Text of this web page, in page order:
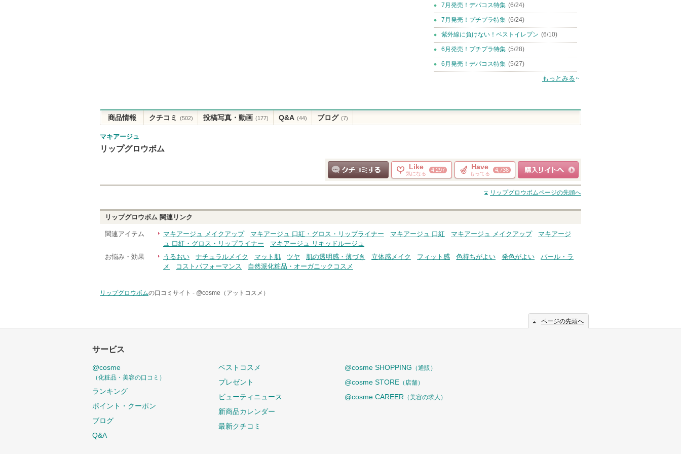
7月発売！デパコス特集 (6/24)
7月発売！プチプラ特集 (6/24)
紫外線に負けない！ベストイレブン (6/10)
6月発売！プチプラ特集 (5/28)
6月発売！デパコス特集 (5/27)
もっとみる
商品情報 クチコミ (502) 投稿写真・動画 (177) Q&A (44) ブログ (7)
マキアージュ
リップグロウボム
クチコミする
Like
気になる
4,297 Have
もってる
4,736
ショッピングサイト
へ
リップグロウボムページの先頭へ
リップグロウボム 関連リンク
関連アイテム マキアージュ メイクアップ マキアージュ 口紅・グロス・リップライナー マキアージュ 口紅 マキアージュ メイクアップ
マキアージ
ュ 口紅・グロス・リップライナー
マキアージュ リキッドルージュ
お悩み・効果
うるおい ナチュラルメイク マット肌 ツヤ 肌の透明感・薄づき 立体感メイク フィット感 色持ちがよい 発色がよい
パール・ラ
メ
コストパフォーマンス 自然派化粧品・オーガニックコスメ
リップグロウボムの口コミサイト - @cosme（アットコスメ）
ページの先頭へ
サービス
@cosme
（化粧品・美容の口コミ）
ランキング
ポイント・クーポン
ブログ
Q&A
ベストコスメ
プレゼント
ビューティニュース
新商品カレンダー
最新クチコミ
@cosme SHOPPING （通販）
@cosme STORE （店舗）
@cosme CAREER （美容の求人）